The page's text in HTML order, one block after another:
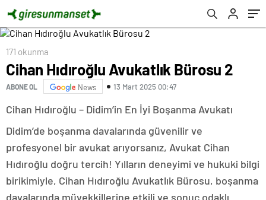
171 okunma
Cihan Hıdıroğlu Avukatlık Bürosu 2
ABONE OL News 13 Mart 2025 00:47
Cihan Hıdıroğlu – Didim’in En İyi Boşanma Avukatı
Didim’de boşanma davalarında güvenilir ve
profesyonel bir avukat arıyorsanız, Avukat Cihan
Hıdıroğlu doğru tercih! Yılların deneyimi ve hukuki bilgi
birikimiyle, Cihan Hıdıroğlu Avukatlık Bürosu, boşanma
davalarında müvekkillerine etkili ve sonuç odaklı